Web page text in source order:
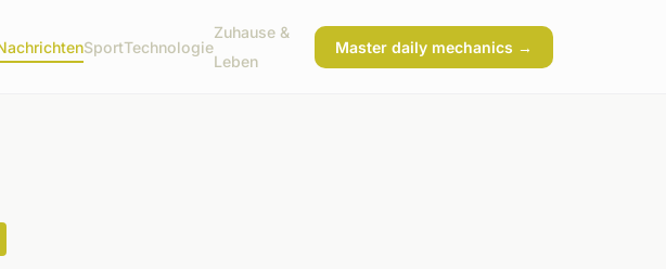
SportTechnologie
Zuhause &
Leben
Master daily mechanics →